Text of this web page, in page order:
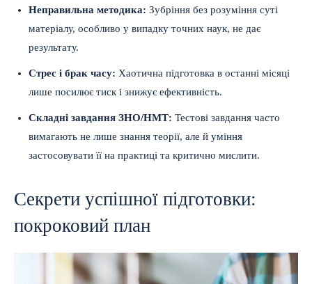
Неправильна методика: Зубріння без розуміння суті
матеріалу, особливо у випадку точних наук, не дає
результату.
Стрес і брак часу: Хаотична підготовка в останні місяці
лише посилює тиск і знижує ефективність.
Складні завдання ЗНО/НМТ: Тестові завдання часто
вимагають не лише знання теорії, але й уміння
застосовувати її на практиці та критично мислити.
Секрети успішної підготовки:
покроковий план